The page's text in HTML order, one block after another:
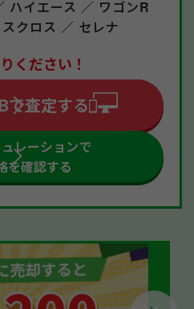
ハイエース ／ ワゴンR
クロス ／ セレナ
ください！
で査定する
レーションで
を確認する